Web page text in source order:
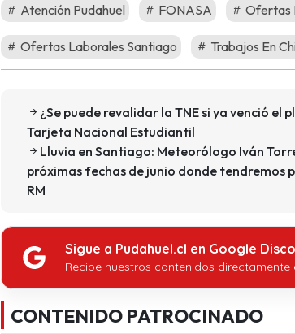
Atención Pudahuel FONASA Ofertas
Ofertas Laborales Santiago Trabajos En
¿Se puede revalidar la TNE si ya venció el
Tarjeta Nacional Estudiantil
Lluvia en Santiago: Meteorólogo Iván
próximas fechas de junio donde tendremos
RM
Sigue a Pudahuel.cl en Google
Recibe nuestros contenidos directamente
CONTENIDO PATROCINADO